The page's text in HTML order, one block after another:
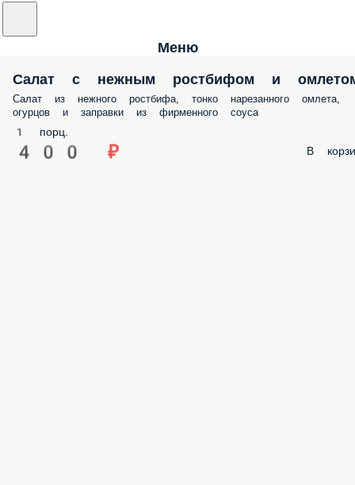
Меню
Салат с нежным ростбифом и
Салат из нежного ростбифа, тонко нарезанного омлета,
огурцов и заправки из фирменного соуса
1 порц.
400 ₽ В